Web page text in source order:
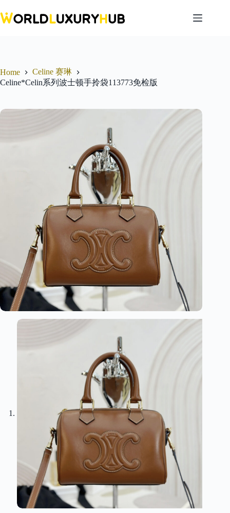
to
content
Home
Celine 赛琳
Celine*Celin系列波士顿手拎袋113773免检版